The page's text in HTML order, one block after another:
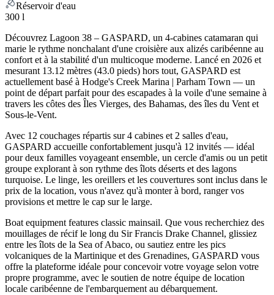
Réservoir d'eau
300 l
Découvrez Lagoon 38 – GASPARD, un 4-cabines catamaran qui
marie le rythme nonchalant d'une croisière aux alizés caribéenne au
confort et à la stabilité d'un multicoque moderne. Lancé en 2026 et
mesurant 13.12 mètres (43.0 pieds) hors tout, GASPARD est
actuellement basé à Hodge's Creek Marina | Parham Town — un
point de départ parfait pour des escapades à la voile d'une semaine à
travers les côtes des Îles Vierges, des Bahamas, des îles du Vent et
Sous-le-Vent.
Avec 12 couchages répartis sur 4 cabines et 2 salles d'eau,
GASPARD accueille confortablement jusqu'à 12 invités — idéal
pour deux familles voyageant ensemble, un cercle d'amis ou un petit
groupe explorant à son rythme des îlots déserts et des lagons
turquoise. Le linge, les oreillers et les couvertures sont inclus dans le
prix de la location, vous n'avez qu'à monter à bord, ranger vos
provisions et mettre le cap sur le large.
Boat equipment features classic mainsail. Que vous recherchiez des
mouillages de récif le long du Sir Francis Drake Channel, glissiez
entre les îlots de la Sea of Abaco, ou sautiez entre les pics
volcaniques de la Martinique et des Grenadines, GASPARD vous
offre la plateforme idéale pour concevoir votre voyage selon votre
propre programme, avec le soutien de notre équipe de location
locale caribéenne de l'embarquement au débarquement.